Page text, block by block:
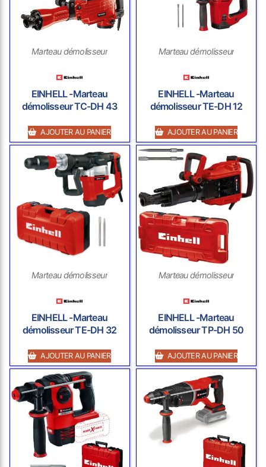
Marteau démolisseur
EINHELL -Marteau
démolisseur TC-DH 43
AJOUTER AU PANIER
Marteau démolisseur
EINHELL -Marteau
démolisseur TE-DH 12
AJOUTER AU PANIER
Marteau démolisseur
EINHELL -Marteau
démolisseur TE-DH 32
AJOUTER AU PANIER
Marteau démolisseur
EINHELL -Marteau
démolisseur TP-DH 50
AJOUTER AU PANIER